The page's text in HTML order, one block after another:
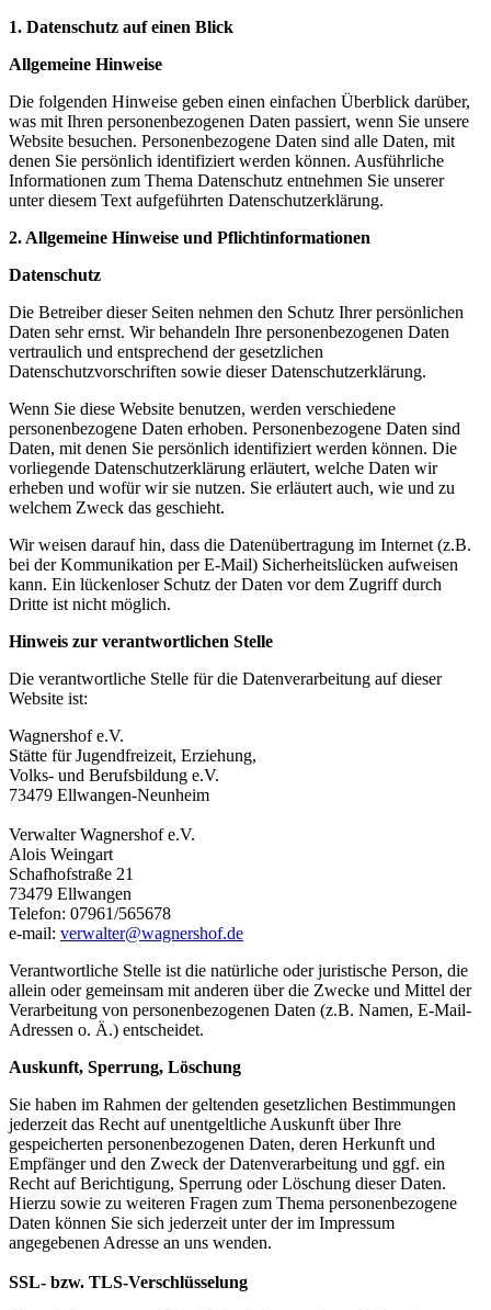
1. Datenschutz auf einen Blick
Allgemeine Hinweise
Die folgenden Hinweise geben einen einfachen Überblick darüber,
was mit Ihren personenbezogenen Daten passiert, wenn Sie unsere
Website besuchen. Personenbezogene Daten sind alle Daten, mit
denen Sie persönlich identifiziert werden können. Ausführliche
Informationen zum Thema Datenschutz entnehmen Sie unserer
unter diesem Text aufgeführten Datenschutzerklärung.
2. Allgemeine Hinweise und Pflichtinformationen
Datenschutz
Die Betreiber dieser Seiten nehmen den Schutz Ihrer persönlichen
Daten sehr ernst. Wir behandeln Ihre personenbezogenen Daten
vertraulich und entsprechend der gesetzlichen
Datenschutzvorschriften sowie dieser Datenschutzerklärung.
Wenn Sie diese Website benutzen, werden verschiedene
personenbezogene Daten erhoben. Personenbezogene Daten sind
Daten, mit denen Sie persönlich identifiziert werden können. Die
vorliegende Datenschutzerklärung erläutert, welche Daten wir
erheben und wofür wir sie nutzen. Sie erläutert auch, wie und zu
welchem Zweck das geschieht.
Wir weisen darauf hin, dass die Datenübertragung im Internet (z.B.
bei der Kommunikation per E-Mail) Sicherheitslücken aufweisen
kann. Ein lückenloser Schutz der Daten vor dem Zugriff durch
Dritte ist nicht möglich.
Hinweis zur verantwortlichen Stelle
Die verantwortliche Stelle für die Datenverarbeitung auf dieser
Website ist:
Wagnershof e.V.
Stätte für Jugendfreizeit, Erziehung,
Volks- und Berufsbildung e.V.
73479 Ellwangen-Neunheim
Verwalter Wagnershof e.V.
Alois Weingart
Schafhofstraße 21
73479 Ellwangen
Telefon: 07961/565678
e-mail: verwalter@wagnershof.de
Verantwortliche Stelle ist die natürliche oder juristische Person, die
allein oder gemeinsam mit anderen über die Zwecke und Mittel der
Verarbeitung von personenbezogenen Daten (z.B. Namen, E-Mail-
Adressen o. Ä.) entscheidet.
Auskunft, Sperrung, Löschung
Sie haben im Rahmen der geltenden gesetzlichen Bestimmungen
jederzeit das Recht auf unentgeltliche Auskunft über Ihre
gespeicherten personenbezogenen Daten, deren Herkunft und
Empfänger und den Zweck der Datenverarbeitung und ggf. ein
Recht auf Berichtigung, Sperrung oder Löschung dieser Daten.
Hierzu sowie zu weiteren Fragen zum Thema personenbezogene
Daten können Sie sich jederzeit unter der im Impressum
angegebenen Adresse an uns wenden.
SSL- bzw. TLS-Verschlüsselung